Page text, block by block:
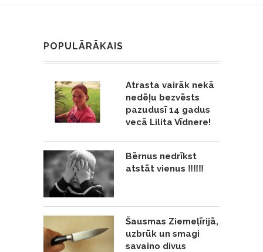
POPULĀRĀKAIS
Atrasta vairāk nekā
nedēļu bezvēsts
pazudusī 14 gadus
vecā Lilita Vīdnere!
Bērnus nedrīkst
atstāt vienus ‼️‼️‼️
Šausmas Ziemeļīrijā,
uzbrūk un smagi
savaino divus